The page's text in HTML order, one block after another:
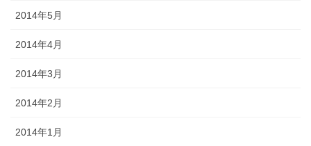
2014年5月
2014年4月
2014年3月
2014年2月
2014年1月